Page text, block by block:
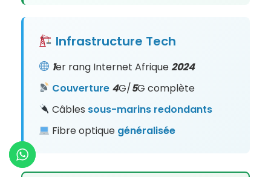
Infrastructure Tech
1er rang Internet Afrique2024
Couverture 4G/5G complète
Câbles sous-marins redondants
Fibre optique généralisée